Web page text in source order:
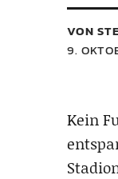
VON
9.
Kein